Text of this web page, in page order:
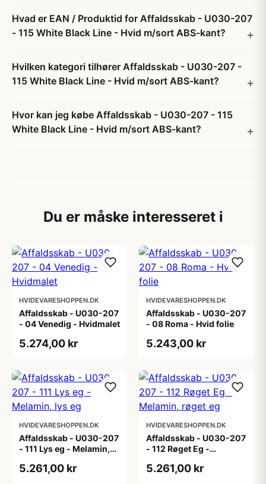
Hvad er EAN / Produktid for Affaldsskab - U030-207
- 115 White Black Line - Hvid m/sort ABS-kant?
Hvilken kategori tilhører Affaldsskab - U030-207 -
115 White Black Line - Hvid m/sort ABS-kant?
Hvor kan jeg købe Affaldsskab - U030-207 - 115
White Black Line - Hvid m/sort ABS-kant?
Du er måske interesseret i
HVIDEVARESHOPPEN.DK
Affaldsskab - U030-207
- 04 Venedig - Hvidmalet
5.274,00 kr
HVIDEVARESHOPPEN.DK
Affaldsskab - U030-207
- 08 Roma - Hvid folie
5.243,00 kr
HVIDEVARESHOPPEN.DK
Affaldsskab - U030-207
- 111 Lys eg - Melamin,
5.261,00 kr
HVIDEVARESHOPPEN.DK
Affaldsskab - U030-207
- 112 Røget Eg -
5.261,00 kr